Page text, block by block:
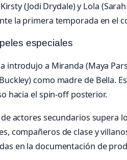
(Jodi Drydale) y Lola
la primera temporada en el
especiales
introdujo a Miranda (Maya
como madre de Bella.
hacia el spin-off posterior.
actores secundarios supera
compañeros de clase y
en la documentación de